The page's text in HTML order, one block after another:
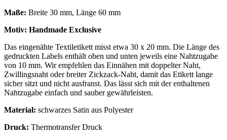
Maße: Breite 30 mm, Länge 60 mm
Motiv: Handmade Exclusive
Das eingenähte Textiletikett misst etwa 30 x 20 mm. Die Länge des
gedruckten Labels enthält oben und unten jeweils eine Nahtzugabe
von 10 mm. Wir empfehlen das Einnähen mit doppelter Naht,
Zwillingsnaht oder breiter Zickzack-Naht, damit das Etikett lange
sicher sitzt und nicht ausfranst. Das lässt sich mit der enthaltenen
Nahtzugabe einfach und sauber gewährleisten.
Material: schwarzes Satin aus Polyester
Druck: Thermotransfer Druck